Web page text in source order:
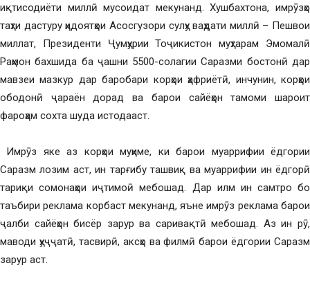
иқтисодиёти миллӣ мусоидат мекунанд. Хушбахтона, имрӯзҳо
таҳти дастуру ҳидоятҳои Асосгузори сулҳу ваҳдати миллӣ – Пешвои
миллат, Президенти Ҷумҳурии Тоҷикистон муҳтарам Эмомалӣ
Раҳмон бахшида ба ҷашни 5500-солагии Саразми бостонӣ дар
мавзеи мазкур дар баробари корҳои ҳафриётӣ, инчунин, корҳои
ободонӣ ҷараён дорад ва барои сайёҳон тамоми шароит
фароҳам сохта шуда истодааст.
Имрӯз яке аз корҳои муҳиме, ки барои муаррифии ёдгории
Саразм лозим аст, ин тарғибу ташвиқ ва муаррифии ин ёдгорӣ
тариқи сомонаҳои иҷтимоӣ мебошад. Дар илм ин самтро бо
таъбири реклама корбаст мекунанд, яъне имрӯз реклама барои
ҷалби сайёҳон бисёр зарур ва саривақтӣ мебошад. Аз ин рӯ,
маводи ҳуҷҷатӣ, тасвирӣ, аксҳо ва филмӣ барои ёдгории Саразм
зарур аст.